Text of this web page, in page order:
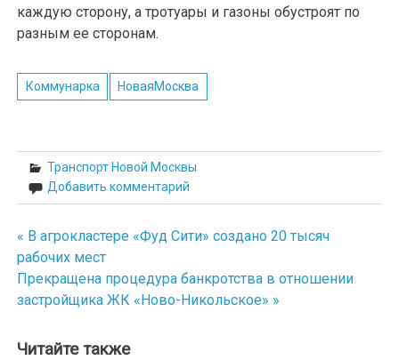
каждую сторону, а тротуары и газоны обустроят по
разным ее сторонам.
Коммунарка НоваяМосква
Транспорт Новой Москвы
Добавить комментарий
Навигация
по
записям
« В агрокластере «Фуд Сити» создано 20 тысяч
рабочих мест
Прекращена процедура банкротства в отношении
застройщика ЖК «Ново-Никольское» »
Читайте также